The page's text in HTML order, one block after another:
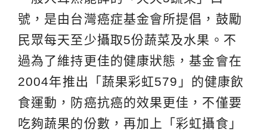
號，是由台灣癌症基金會所提倡，鼓勵
民眾每天至少攝取5份蔬菜及水果。不
過為了維持更佳的健康狀態，基金會在
2004年推出「蔬果彩虹579」的健康飲
食運動，防癌抗癌的效果更佳，不僅要
吃夠蔬果的份數，再加上「彩虹攝食」